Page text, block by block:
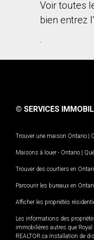
Voir toutes
bien entrez
.
© SERVICES
Trouver une maison Ontario |
Maisons à louer - Ontario |
Trouver des courtiers en
Parcourir les bureaux en
Afficher les propriétés
Les informations des
immobilières autres que
REALTOR.ca Installation de